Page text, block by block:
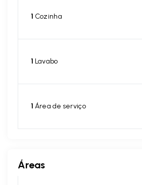
1 Cozinha
1 Lavabo
1 Área de serviço
Áreas